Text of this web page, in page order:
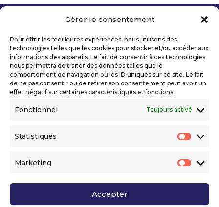
Gérer le consentement
Pour offrir les meilleures expériences, nous utilisons des
technologies telles que les cookies pour stocker et/ou accéder aux
informations des appareils. Le fait de consentir à ces technologies
nous permettra de traiter des données telles que le
comportement de navigation ou les ID uniques sur ce site. Le fait
de ne pas consentir ou de retirer son consentement peut avoir un
effet négatif sur certaines caractéristiques et fonctions.
Fonctionnel Toujours activé
Statistiques
Marketing
Accepter
Mentions légales
Politique de confidentialité
Déclaration d’accessibilité numérique
Ils nous soutiennent